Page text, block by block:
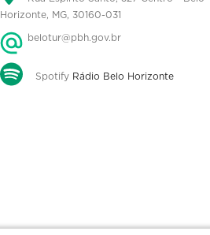
Horizonte, MG, 30160-031
belotur@pbh.gov.br
Spotify Rádio Belo Horizonte